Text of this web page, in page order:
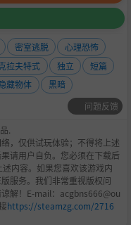
密室逃脱
心理恐怖
拉夫特式 独立
短篇
藏物体
黑暗
问题反馈
.
，仅供试玩体验；不得将上述
请用户自负。您必须在下载后
内容。如果您喜欢该游戏内
服务。我们非常重视版权问
解！E-mail：acgbns666@ou
https://steamzg.com/2716